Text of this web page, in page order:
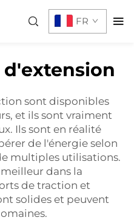
FR
sont disponibles
et ils sont vraiment
Ils sont en réalité
de l'énergie selon
multiples utilisations.
dans la
de traction et
solides et peuvent